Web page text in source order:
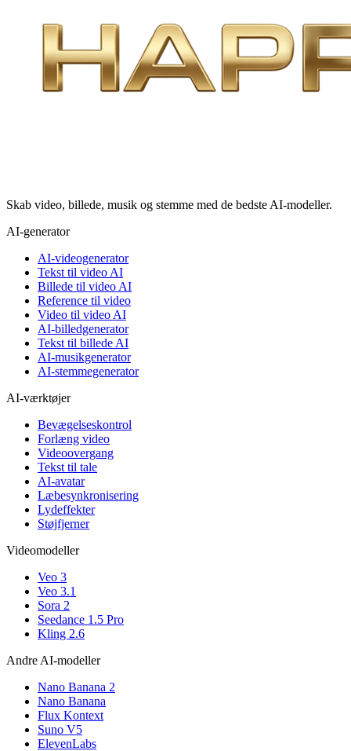
Skab video, billede, musik og stemme med de bedste AI-modeller.
AI-generator
AI-videogenerator
Tekst til video AI
Billede til video AI
Reference til video
Video til video AI
AI-billedgenerator
Tekst til billede AI
AI-musikgenerator
AI-stemmegenerator
AI-værktøjer
Bevægelseskontrol
Forlæng video
Videoovergang
Tekst til tale
AI-avatar
Læbesynkronisering
Lydeffekter
Støjfjerner
Videomodeller
Veo 3
Veo 3.1
Sora 2
Seedance 1.5 Pro
Kling 2.6
Andre AI-modeller
Nano Banana 2
Nano Banana
Flux Kontext
Suno V5
ElevenLabs